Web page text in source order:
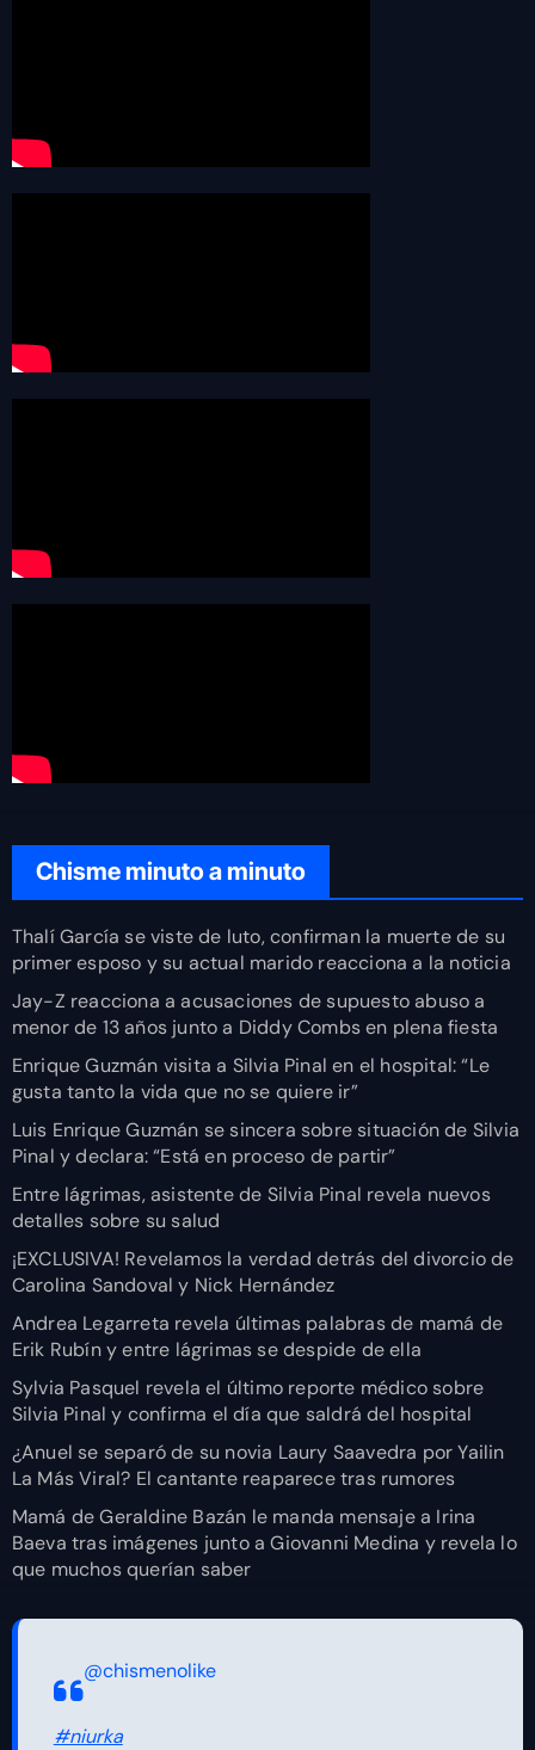
Chisme minuto a minuto
Thalí García se viste de luto, confirman la muerte de su
primer esposo y su actual marido reacciona a la noticia
Jay-Z reacciona a acusaciones de supuesto abuso a
menor de 13 años junto a Diddy Combs en plena fiesta
Enrique Guzmán visita a Silvia Pinal en el hospital: “Le
gusta tanto la vida que no se quiere ir”
Luis Enrique Guzmán se sincera sobre situación de Silvia
Pinal y declara: “Está en proceso de partir”
Entre lágrimas, asistente de Silvia Pinal revela nuevos
detalles sobre su salud
¡EXCLUSIVA! Revelamos la verdad detrás del divorcio de
Carolina Sandoval y Nick Hernández
Andrea Legarreta revela últimas palabras de mamá de
Erik Rubín y entre lágrimas se despide de ella
Sylvia Pasquel revela el último reporte médico sobre
Silvia Pinal y confirma el día que saldrá del hospital
¿Anuel se separó de su novia Laury Saavedra por Yailin
La Más Viral? El cantante reaparece tras rumores
Mamá de Geraldine Bazán le manda mensaje a Irina
Baeva tras imágenes junto a Giovanni Medina y revela lo
que muchos querían saber
@chismenolike
#niurka